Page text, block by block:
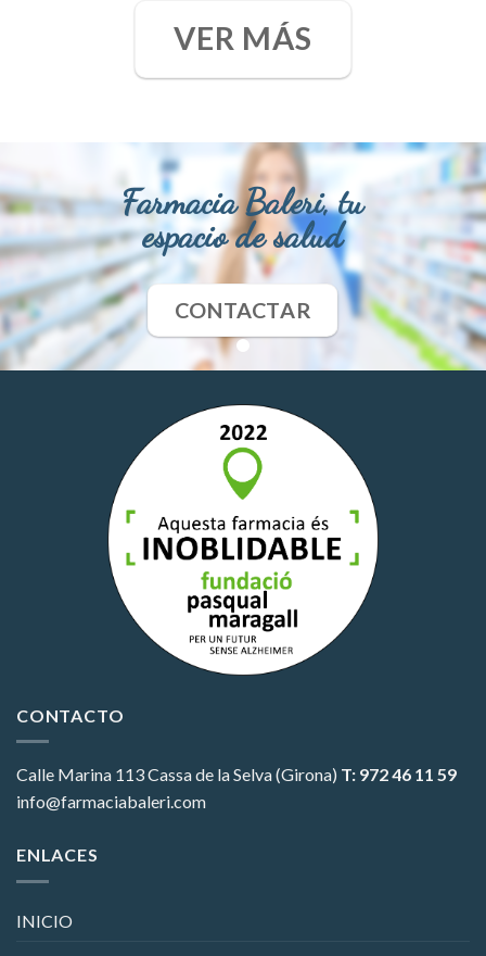
VER MÁS
Farmacia Baleri, tu
espacio de salud
CONTACTAR
CONTACTO
Calle Marina 113Cassa de la Selva (Girona) T: 972 46 11 59
info@farmaciabaleri.com
ENLACES
INICIO